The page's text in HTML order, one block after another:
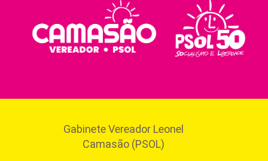
Gabinete Vereador Leonel
Camasão (PSOL)